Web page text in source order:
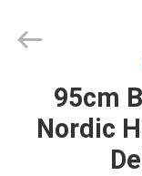
RUMAH
Crafts
Factory.
95cm
Nordic